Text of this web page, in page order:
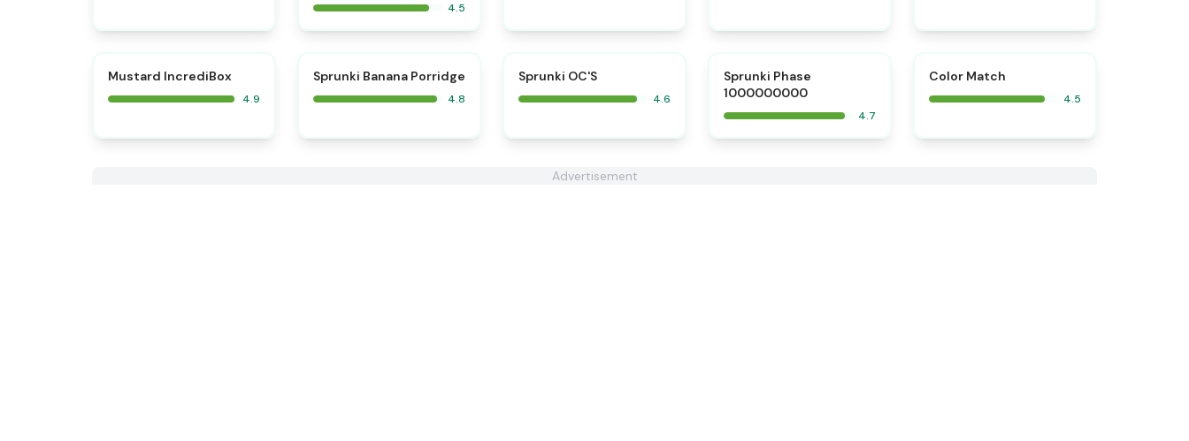
4.5
Mustard IncrediBox
4.9
⭐
Sprunki Banana Porridge
4.8
Sprunki OC'S
4.6
Sprunki Phase
1000000000
4.7
Color Match
4.5
Advertisement